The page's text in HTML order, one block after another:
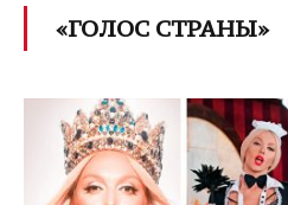
«ГОЛОС СТРАНЫ»